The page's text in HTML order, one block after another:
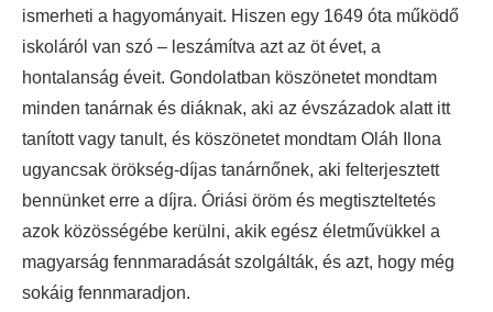
ismerheti a hagyományait. Hiszen egy 1649 óta működő
iskoláról van szó – leszámítva azt az öt évet, a
hontalanság éveit. Gondolatban köszönetet mondtam
minden tanárnak és diáknak, aki az évszázadok alatt itt
tanított vagy tanult, és köszönetet mondtam Oláh Ilona
ugyancsak örökség-díjas tanárnőnek, aki felterjesztett
bennünket erre a díjra. Óriási öröm és megtiszteltetés
azok közösségébe kerülni, akik egész életművükkel a
magyarság fennmaradását szolgálták, és azt, hogy még
sokáig fennmaradjon.